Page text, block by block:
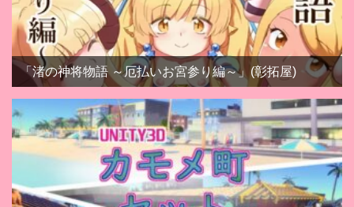
「渚の神将物語 ～厄払いお宮参り編～」(彰拓屋)